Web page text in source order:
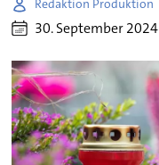
Redaktion Produktion
30. September 2024